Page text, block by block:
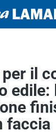
il
edile:
faccia